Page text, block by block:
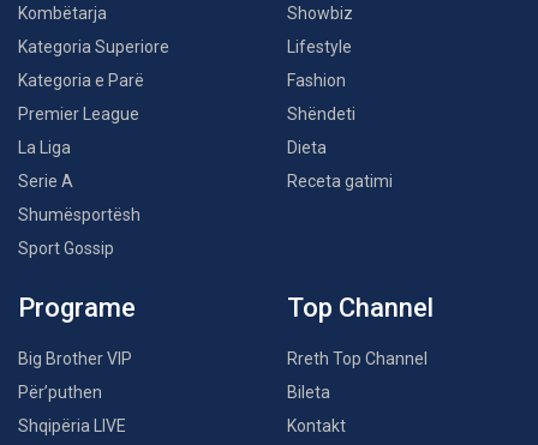
Kombëtarja
Kategoria Superiore
Kategoria e Parë
Premier League
La Liga
Serie A
Shumësportësh
Sport Gossip
Showbiz
Lifestyle
Fashion
Shëndeti
Dieta
Receta gatimi
Programe
Big Brother VIP
Për’puthen
Shqipëria LIVE
Top Channel
Rreth Top Channel
Bileta
Kontakt